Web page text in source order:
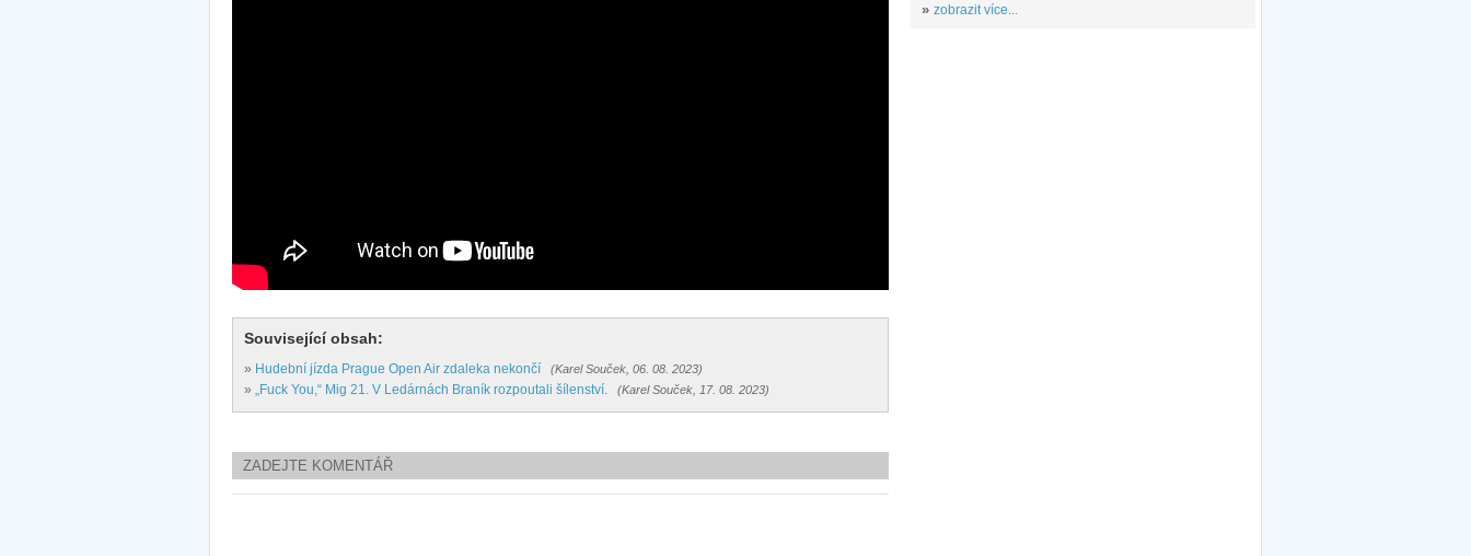
Související obsah:
» Hudební jízda Prague Open Air zdaleka nekončí (Karel Souček, 06. 08. 2023)
» „Fuck You,“ Mig 21. V Ledárnách Braník rozpoutali šílenství. (Karel Souček, 17. 08. 2023)
ZADEJTE KOMENTÁŘ
» zobrazit více...